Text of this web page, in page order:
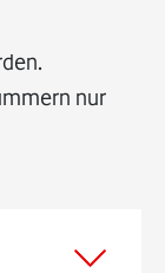
nur